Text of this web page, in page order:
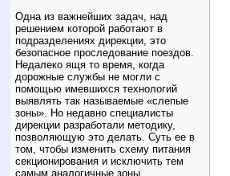
Одна из важнейших задач, над
решением которой работают в
подразделениях дирекции, это
безопасное проследование поездов.
Недалеко ящя то время, когда
дорожные службы не могли с
помощью имевшихся технологий
выявлять так называемые «слепые
зоны». Но недавно специалисты
дирекции разработали методику,
позволяющую это делать. Суть ее в
том, чтобы изменить схему питания
секционирования и исключить тем
самым аналогичные зоны.